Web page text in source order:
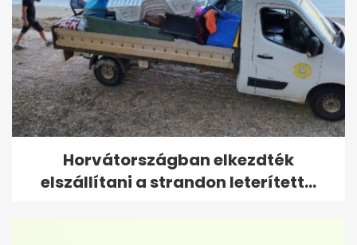
Horvátországban elkezdték
elszállítani a strandon leterített...